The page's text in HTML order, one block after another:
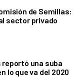
de Semillas:
sector privado
una suba
lo que va del 2020